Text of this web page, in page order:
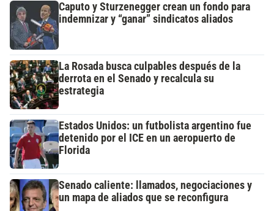
Caputo y Sturzenegger crean un fondo para
indemnizar y “ganar” sindicatos aliados
La Rosada busca culpables después de la
derrota en el Senado y recalcula su
estrategia
Estados Unidos: un futbolista argentino fue
detenido por el ICE en un aeropuerto de
Florida
Senado caliente: llamados, negociaciones y
un mapa de aliados que se reconfigura